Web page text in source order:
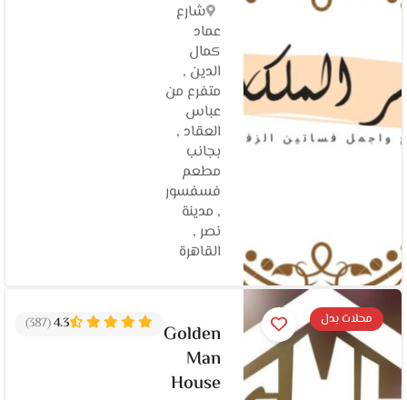
شارع
عماد
كمال
الدين ,
متفرع من
عباس
العقاد ,
بجانب
مطعم
فسفسور
, مدينة
نصر ,
القاهرة
محلات بدل
Golden
Man
House
4.3
(387)